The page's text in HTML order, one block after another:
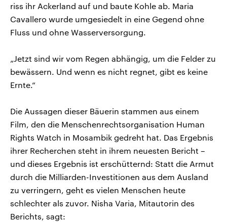
riss ihr Ackerland auf und baute Kohle ab. Maria
Cavallero wurde umgesiedelt in eine Gegend ohne
Fluss und ohne Wasserversorgung.
„Jetzt sind wir vom Regen abhängig, um die Felder zu
bewässern. Und wenn es nicht regnet, gibt es keine
Ernte.“
Die Aussagen dieser Bäuerin stammen aus einem
Film, den die Menschenrechtsorganisation Human
Rights Watch in Mosambik gedreht hat. Das Ergebnis
ihrer Recherchen steht in ihrem neuesten Bericht –
und dieses Ergebnis ist erschütternd: Statt die Armut
durch die Milliarden-Investitionen aus dem Ausland
zu verringern, geht es vielen Menschen heute
schlechter als zuvor. Nisha Varia, Mitautorin des
Berichts, sagt: